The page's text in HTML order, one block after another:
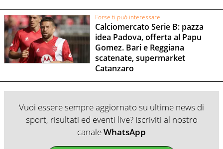
Forse ti può interessare
Calciomercato Serie B: pazza
idea Padova, offerta al Papu
Gomez. Bari e Reggiana
scatenate, supermarket
Catanzaro
Vuoi essere sempre aggiornato su ultime news di
sport, risultati ed eventi live? Iscriviti al nostro
canaleWhatsApp